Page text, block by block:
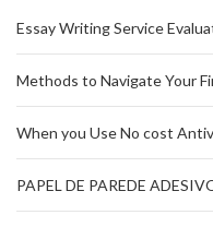
Essay Writing Service
Methods to Navigate Your
When you Use No cost
PAPEL DE PAREDE